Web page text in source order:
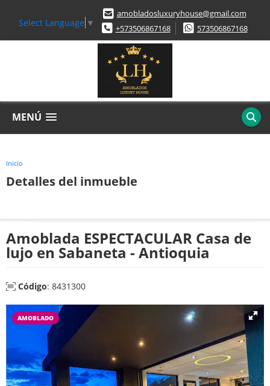
Select Language ▼
amobladosluxuryhouse@gmail.com
+573506867168
573506867168
MENÚ
Inicio
Detalles del inmueble
Amoblada ESPECTACULAR Casa de
lujo en Sabaneta - Antioquia
Código: 8431300
AMOBLADO